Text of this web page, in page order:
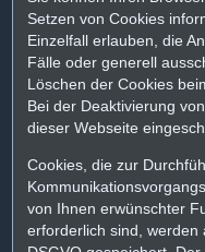
Setzen von Cookies
Einzelfall erlauben, die
Fälle oder generell
Löschen der Cookies
Bei der Deaktivierung
dieser Webseite
Cookies, die zur
von Ihnen erwünschter
erforderlich sind, werden